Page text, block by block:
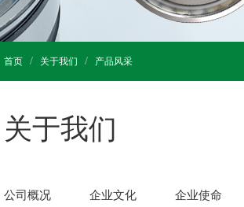
首页 关于我们 产品风采
关于我们
公司概况 企业文化 企业使命